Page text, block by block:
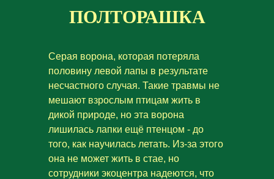
Серая ворона, которая потеряла
половину левой лапы в результате
несчастного случая. Такие травмы не
мешают взрослым птицам жить в
дикой природе, но эта ворона
лишилась лапки ещё птенцом - до
того, как научилась летать. Из-за этого
она не может жить в стае, но
сотрудники экоцентра надеются, что
ПОЛТОРАШКА